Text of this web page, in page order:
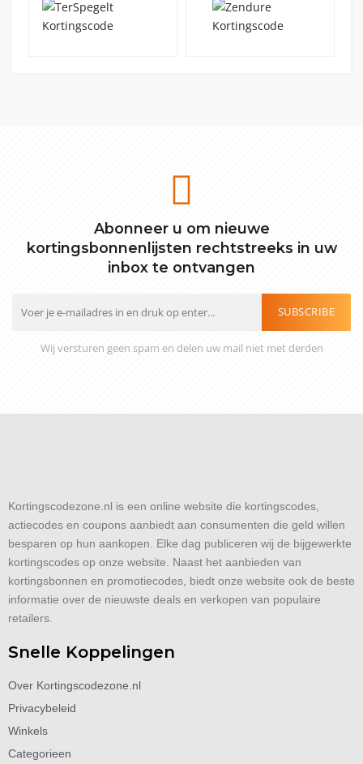
Abonneer u om nieuwe
kortingsbonnenlijsten rechtstreeks in uw
inbox te ontvangen
SUBSCRIBE
Wij versturen geen spam en delen uw mail niet met derden
Kortingscodezone.nl is een online website die kortingscodes,
actiecodes en coupons aanbiedt aan consumenten die geld willen
besparen op hun aankopen. Elke dag publiceren wij de bijgewerkte
kortingscodes op onze website. Naast het aanbieden van
kortingsbonnen en promotiecodes, biedt onze website ook de beste
informatie over de nieuwste deals en verkopen van populaire
retailers.
Snelle Koppelingen
Over Kortingscodezone.nl
Privacybeleid
Winkels
Categorieen